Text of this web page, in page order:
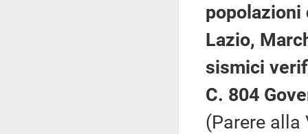
Lazio,
sismici
C. 804
(Parere alla